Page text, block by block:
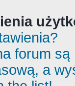
forum są
a